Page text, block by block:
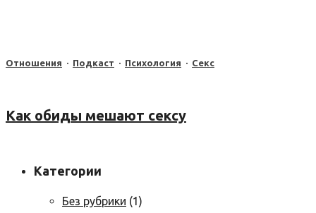
Отношения · Подкаст · Психология · Секс
Как обиды мешают сексу
Категории
Без рубрики (1)